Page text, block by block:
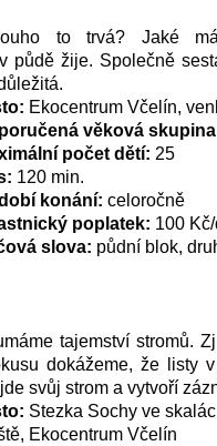
to trvá? Jaké
půdě žije. Společně
Ekocentrum Včelín,
věková
počet dětí: 25
120 min.
konání: celoročně
poplatek: 100
slova: půdní blok,
tajemství stromů.
dokážeme, že listy
svůj strom a vytvoří
Stezka Sochy ve
Ekocentrum Včelín